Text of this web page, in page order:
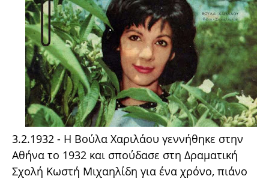
3.2.1932 - Η Βούλα Χαριλάου γεννήθηκε στην
Αθήνα το 1932 και σπούδασε στη Δραματική
Σχολή Κωστή Μιχαηλίδη για ένα χρόνο, πιάνο